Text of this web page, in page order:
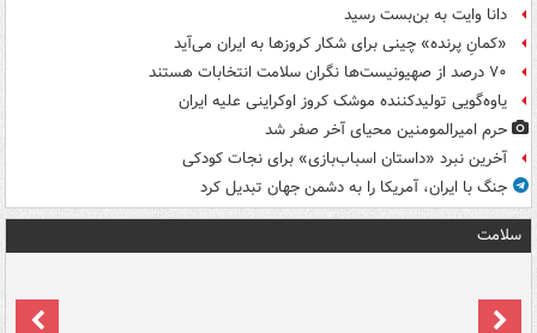
دانا وایت به بن‌بست رسید
«کمانِ پرنده» چینی برای شکار کروزها به ایران می‌آید
۷۰ درصد از صهیونیست‌ها نگران سلامت انتخابات هستند
یاوه‌گویی تولیدکننده موشک کروز اوکراینی علیه ایران
حرم امیرالمومنین محیای آخر صفر شد
آخرین نبرد «داستان اسباب‌بازی» برای نجات کودکی
جنگ با ایران، آمریکا را به دشمن جهان تبدیل کرد
سلامت